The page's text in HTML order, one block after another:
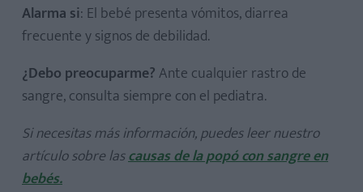
Alarma si: El bebé presenta vómitos, diarrea
frecuente y signos de debilidad.
¿Debo preocuparme?Ante cualquier rastro de
sangre, consulta siempre con el pediatra.
Si necesitas más información, puedes leer nuestro
artículo sobre lascausas de la popó con sangre en
bebés.